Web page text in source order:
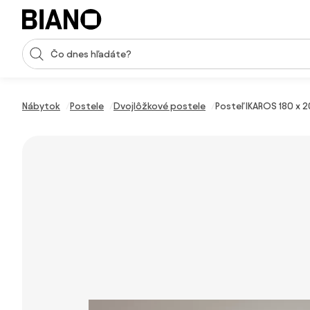
Preskočiť navigáciu, prejsť na obsah
Vstup pre vyhľadávanie
Nábytok Postele Dvojlôžkové postele Posteľ IKAROS 180